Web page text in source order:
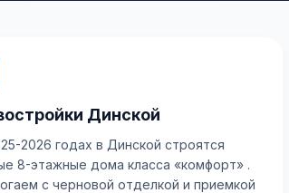
Динской
2026 годах в Динской строятся
8-этажные дома класса «комфорт» .
с черновой отделкой и приемкой